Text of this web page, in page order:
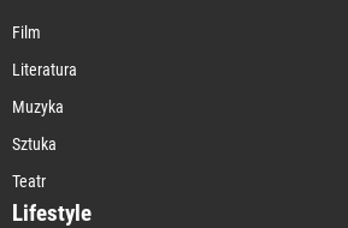
Film
Literatura
Muzyka
Sztuka
Teatr
Lifestyle